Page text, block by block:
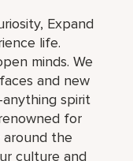
Expand
life.
minds. We
and new
spirit
for
the
culture and